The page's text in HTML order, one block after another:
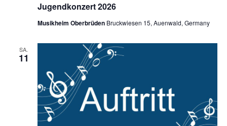
Jugendkonzert 2026
Musikheim Oberbrüden Bruckwiesen 15, Auenwald, Germany
SA.
11